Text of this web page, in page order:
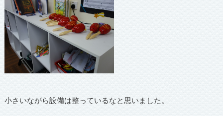
小さいながら設備は整っているなと思いました。